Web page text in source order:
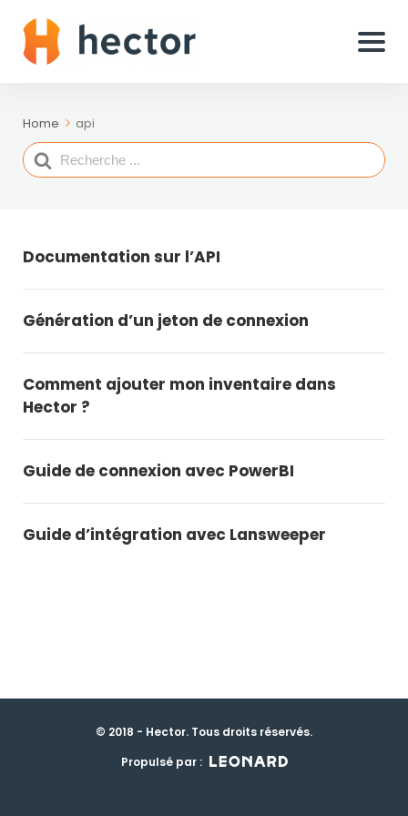
Home api
Search
For
Documentation sur l’API
Génération d’un jeton de connexion
Comment ajouter mon inventaire dans
Hector ?
Guide de connexion avec PowerBI
Guide d’intégration avec Lansweeper
© 2018 - Hector. Tous droits réservés.
Propulsé par :